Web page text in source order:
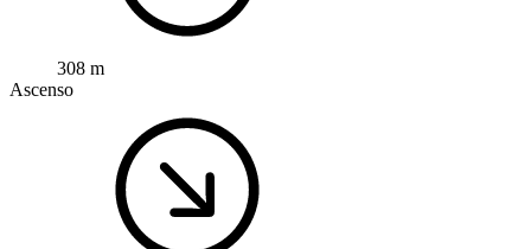
308 m
Ascenso